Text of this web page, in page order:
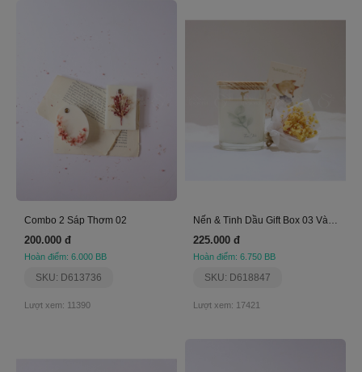
Combo 2 Sáp Thơm 02
200.000 đ
Hoàn điểm: 6.000 BB
SKU: D613736
Lượt xem: 11390
225.000 đ
Hoàn điểm: 6.750 BB
SKU: D618847
Lượt xem: 17421